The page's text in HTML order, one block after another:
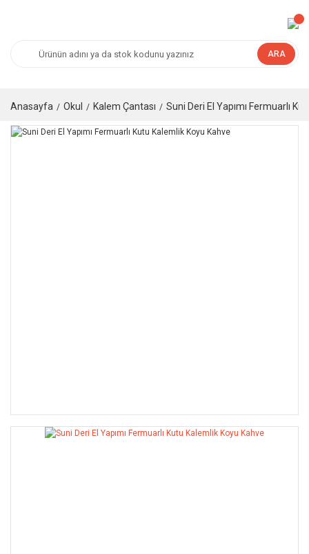
ARA
Anasayfa Okul Kalem Çantası Suni Deri El Yapımı Fermuarlı